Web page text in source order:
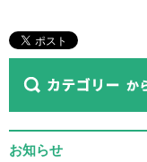
お知らせ